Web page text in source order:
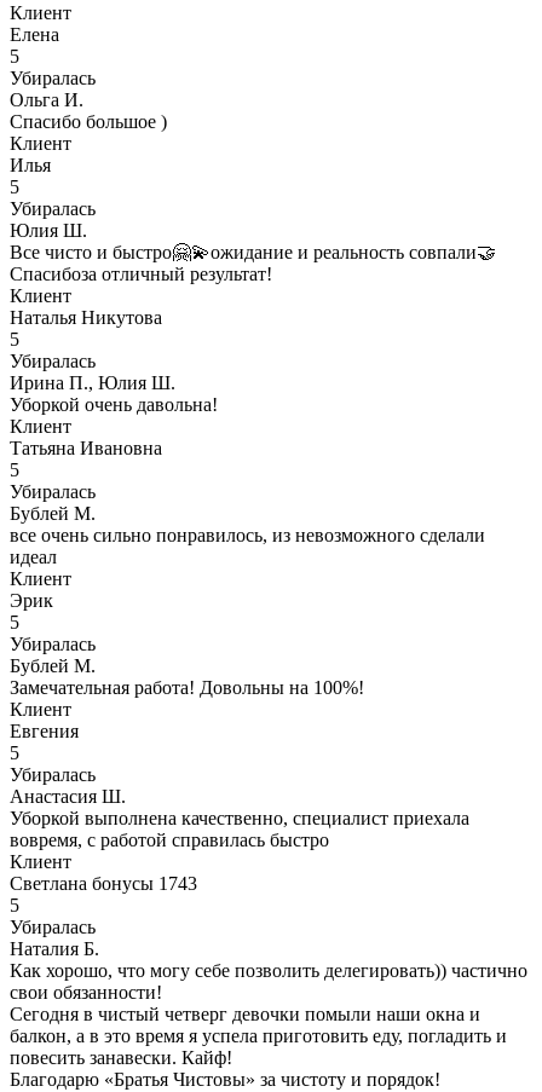
Клиент
Елена
5
Убиралась
Ольга И.
Спасибо большое )
Клиент
Илья
5
Убиралась
Юлия Ш.
Все чисто и быстро🤗💫ожидание и реальность совпали🤝
Спасибоза отличный результат!
Клиент
Наталья Никутова
5
Убиралась
Ирина П., Юлия Ш.
Уборкой очень давольна!
Клиент
Татьяна Ивановна
5
Убиралась
Бублей М.
все очень сильно понравилось, из невозможного сделали
идеал
Клиент
Эрик
5
Убиралась
Бублей М.
Замечательная работа! Довольны на 100%!
Клиент
Евгения
5
Убиралась
Анастасия Ш.
Уборкой выполнена качественно, специалист приехала
вовремя, с работой справилась быстро
Клиент
Светлана бонусы 1743
5
Убиралась
Наталия Б.
Как хорошо, что могу себе позволить делегировать)) частично
свои обязанности!
Сегодня в чистый четверг девочки помыли наши окна и
балкон, а в это время я успела приготовить еду, погладить и
повесить занавески. Кайф!
Благодарю «Братья Чистовы» за чистоту и порядок!